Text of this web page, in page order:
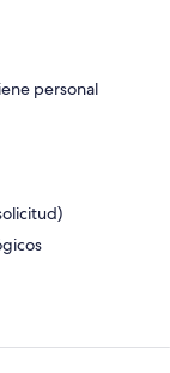
personal